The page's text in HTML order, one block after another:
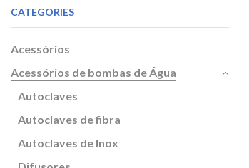
CATEGORIES
Acessórios
Acessórios de bombas de Água
Autoclaves
Autoclaves de fibra
Autoclaves de Inox